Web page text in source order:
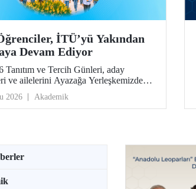
İTÜ’yü Yakından
Devam Ediyor
Tanıtım ve Tercih Günleri, aday
ve ailelerini Ayazağa Yerleşkemizde
devam ediyor. Tanıtım ve Tercih
tamamlanacak, ilgili fakülte
adaylara bilgi vermeye devam edecek.
2026 Akademik